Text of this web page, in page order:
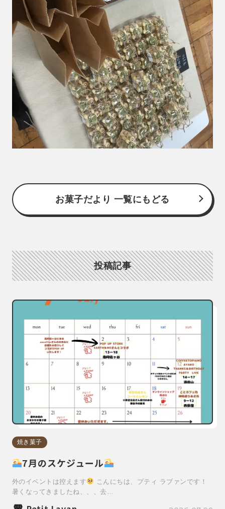
お菓子だより 一覧にもどる
投稿記事
焼き菓子
7月のスケジュール
外のイベントは控えます
こんにちは、プティ ラブァンです！
暑くなってきましたね、、、去…